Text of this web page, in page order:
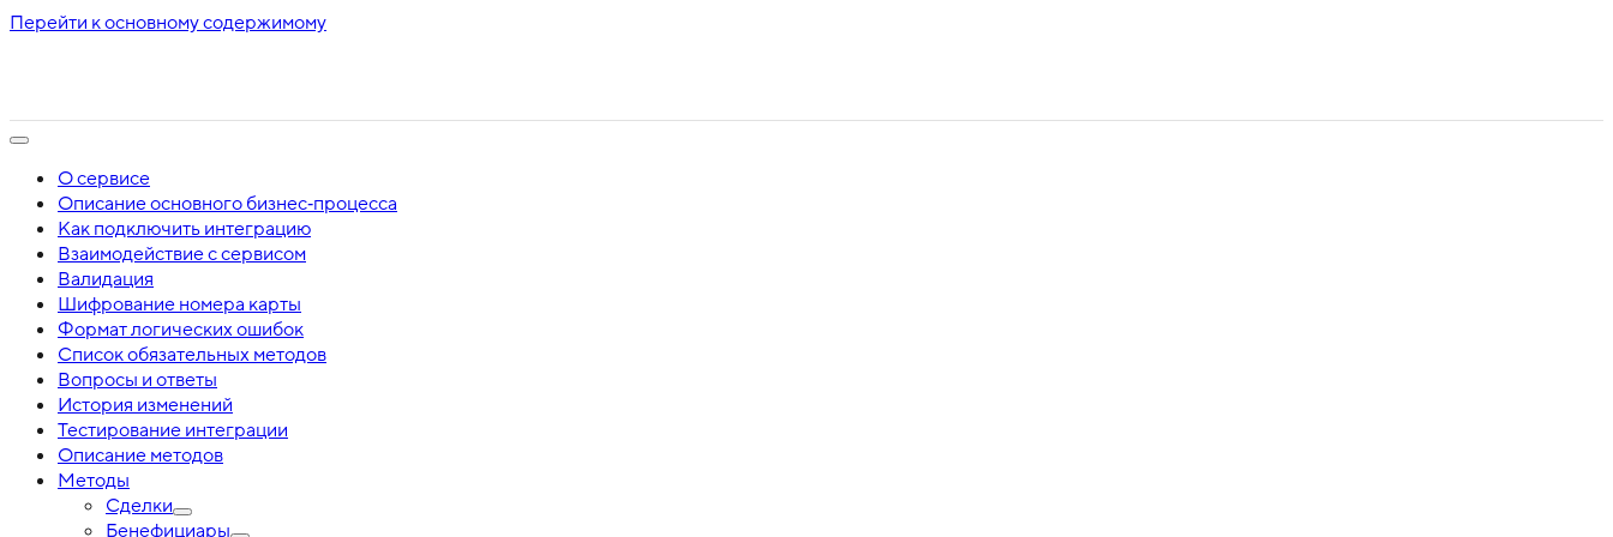
Перейти к основному содержимому
О сервисе
Описание основного бизнес‑процесса
Как подключить интеграцию
Взаимодействие с сервисом
Валидация
Шифрование номера карты
Формат логических ошибок
Список обязательных методов
Вопросы и ответы
История изменений
Тестирование интеграции
Описание методов
Методы
Сделки
Бенефициары